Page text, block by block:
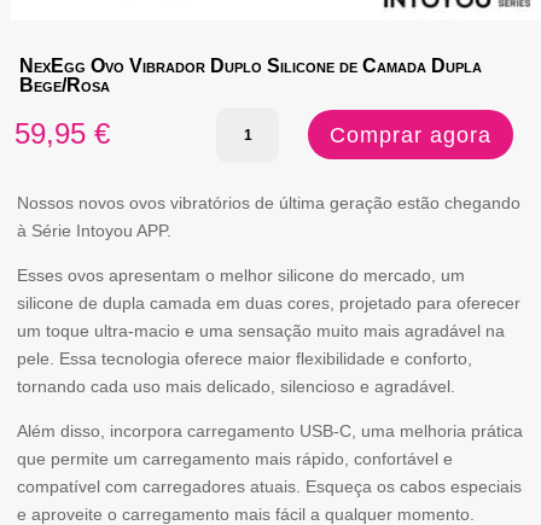
NexEgg Ovo Vibrador Duplo Silicone de Camada Dupla
Bege/Rosa
59,95 €
Quantidade
NexEgg
Vibrador
Silicone
de
Camada
Dupla
Bege/Rosa
Comprar agora
Nossos novos ovos vibratórios de última geração estão chegando
à Série Intoyou APP.
Esses ovos apresentam o melhor silicone do mercado, um
silicone de dupla camada em duas cores, projetado para oferecer
um toque ultra-macio e uma sensação muito mais agradável na
pele. Essa tecnologia oferece maior flexibilidade e conforto,
tornando cada uso mais delicado, silencioso e agradável.
Além disso, incorpora carregamento USB-C, uma melhoria prática
que permite um carregamento mais rápido, confortável e
compatível com carregadores atuais. Esqueça os cabos especiais
e aproveite o carregamento mais fácil a qualquer momento.